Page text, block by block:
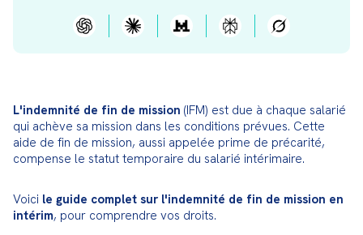
L'indemnité de fin de mission (IFM) est due à chaque salarié
qui achève sa mission dans les conditions prévues. Cette
aide de fin de mission, aussi appelée prime de précarité,
compense le statut temporaire du salarié intérimaire.
Voici le guide complet sur l'indemnité de fin de mission en
intérim, pour comprendre vos droits.